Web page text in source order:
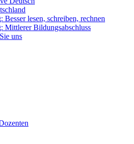
Besser lesen, schreiben, rechnen
Mittlerer Bildungsabschluss
uns